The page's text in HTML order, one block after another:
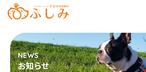
お知らせ